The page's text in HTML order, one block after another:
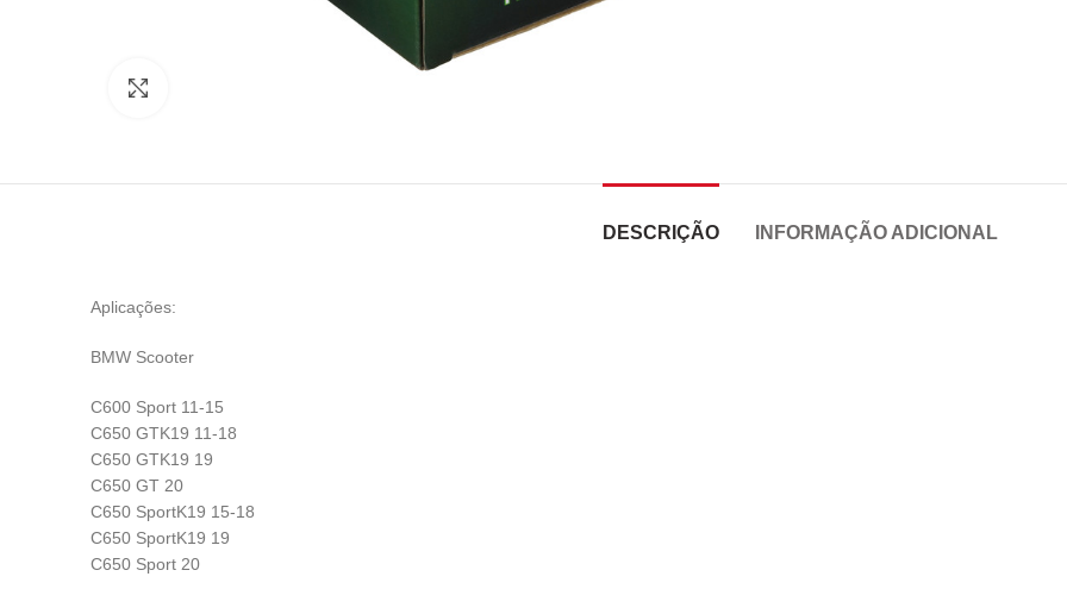
DESCRIÇÃO INFORMAÇÃO ADICIONAL
Aplicações:
BMW Scooter
C600 Sport 11-15
C650 GTK19 11-18
C650 GTK19 19
C650 GT 20
C650 SportK19 15-18
C650 SportK19 19
C650 Sport 20